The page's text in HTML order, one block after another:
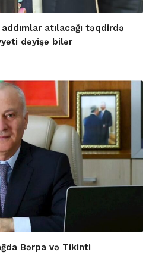
atılacağı təqdirdə
dəyişə bilər
Bərpa və Tikinti